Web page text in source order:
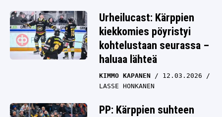
Urheilucast: Kärppien
kiekkomies pöyristyi
kohtelustaan seurassa –
haluaa lähteä
KIMMO KAPANEN
12.03.2026
LASSE HONKANEN
PP: Kärppien suhteen